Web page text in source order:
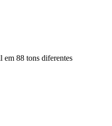
em 88 tons diferentes